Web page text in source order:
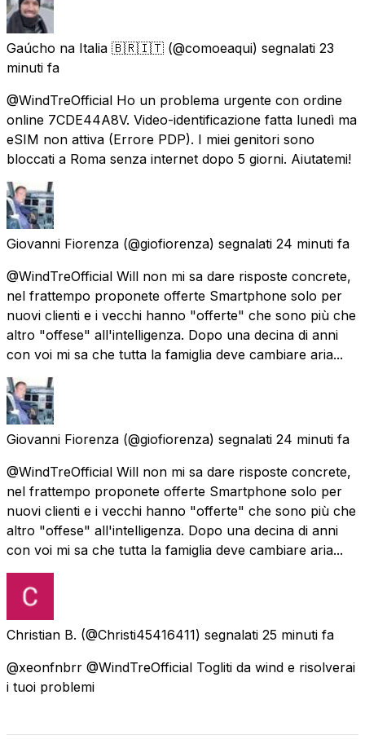
Gaúcho na Italia 🇧🇷🇮🇹 (@comoeaqui) segnalati 23
minuti fa
@WindTreOfficial Ho un problema urgente con ordine
online 7CDE44A8V. Video-identificazione fatta lunedì ma
eSIM non attiva (Errore PDP). I miei genitori sono
bloccati a Roma senza internet dopo 5 giorni. Aiutatemi!
Giovanni Fiorenza (@giofiorenza) segnalati 24 minuti fa
@WindTreOfficial Will non mi sa dare risposte concrete,
nel frattempo proponete offerte Smartphone solo per
nuovi clienti e i vecchi hanno "offerte" che sono più che
altro "offese" all'intelligenza. Dopo una decina di anni
con voi mi sa che tutta la famiglia deve cambiare aria...
Giovanni Fiorenza (@giofiorenza) segnalati 24 minuti fa
@WindTreOfficial Will non mi sa dare risposte concrete,
nel frattempo proponete offerte Smartphone solo per
nuovi clienti e i vecchi hanno "offerte" che sono più che
altro "offese" all'intelligenza. Dopo una decina di anni
con voi mi sa che tutta la famiglia deve cambiare aria...
Christian B. (@Christi45416411) segnalati 25 minuti fa
@xeonfnbrr @WindTreOfficial Togliti da wind e risolverai
i tuoi problemi